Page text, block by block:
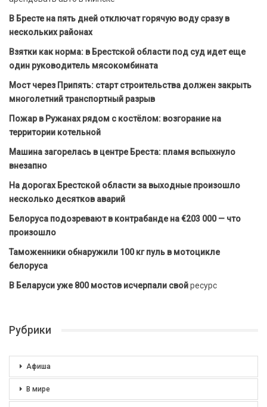
В Бресте на пять дней отключат горячую воду сразу в
нескольких районах
Взятки как норма: в Брестской области под суд идет еще
один руководитель мясокомбината
Мост через Припять: старт строительства должен закрыть
многолетний транспортный разрыв
Пожар в Ружанах рядом с костёлом: возгорание на
территории котельной
Машина загорелась в центре Бреста: пламя вспыхнуло
внезапно
На дорогах Брестской области за выходные произошло
несколько десятков аварий
Белоруса подозревают в контрабанде на €203 000 — что
произошло
Таможенники обнаружили 100 кг пуль в мотоцикле
белоруса
В Беларуси уже 800 мостов исчерпали свойресурс
Рубрики
Афиша
В мире